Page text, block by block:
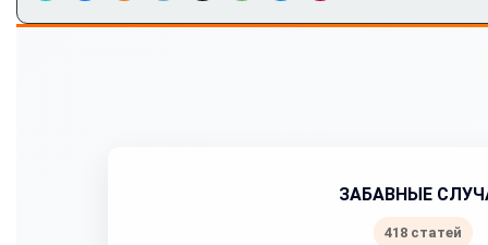
ЗАБАВНЫЕ
418 статей